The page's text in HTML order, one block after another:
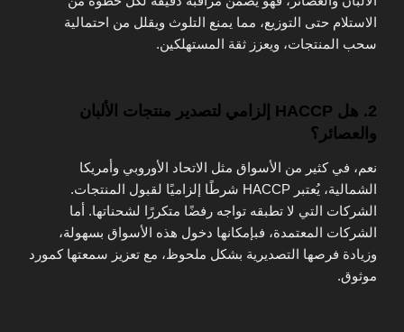
الاستلام حتى التوزيع، مما يمنع التلوث ويقلل من احتمالية
سحب المنتجات، ويعزز ثقة المستهلكين.
2. هل HACCP إلزامي لتصدير منتجات الألبان
والعصائر؟
نعم، في كثير من الأسواق مثل الاتحاد الأوروبي وأمريكا
الشمالية، يُعتبر HACCP شرطًا إلزاميًا لقبول المنتجات.
الشركات التي لا تطبقه تواجه رفضًا متكررًا لشحناتها. أما
الشركات المعتمدة، فبإمكانها دخول هذه الأسواق بسهولة،
وزيادة فرصها التصديرية بشكل ملحوظ، مع تعزيز سمعتها كمورد
موثوق.